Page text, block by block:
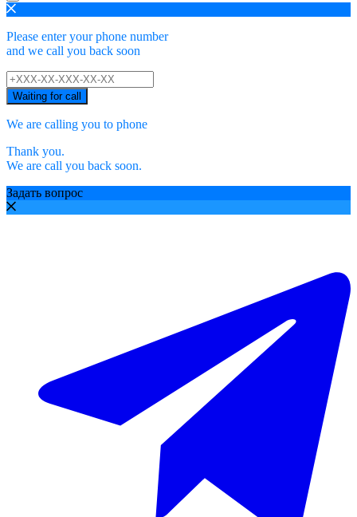
Please enter your phone number
and we call you back soon
Waiting for call
We are calling you to phone
Thank you.
We are call you back soon.
Задать вопрос